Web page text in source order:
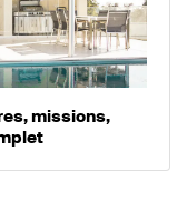
missions,